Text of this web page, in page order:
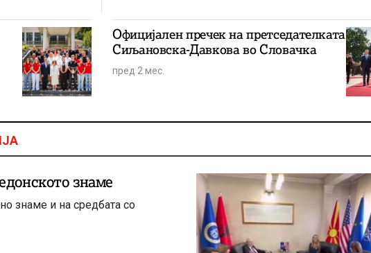
Oфицијален пречек на претседателката
Сиљановска-Давкова во Словачка
пред 2 мес.
знаме
знаме и на средбата со